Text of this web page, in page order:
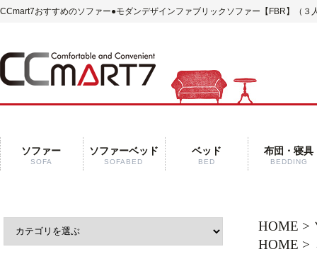
CCmart7おすすめのソファー●モダンデザインファブリックソファー【FBR】（３
ソファー
SOFA
ソファーベッド
SOFABED
ベッド
BED
布団・寝具
BEDDING
HOME >
HOME >